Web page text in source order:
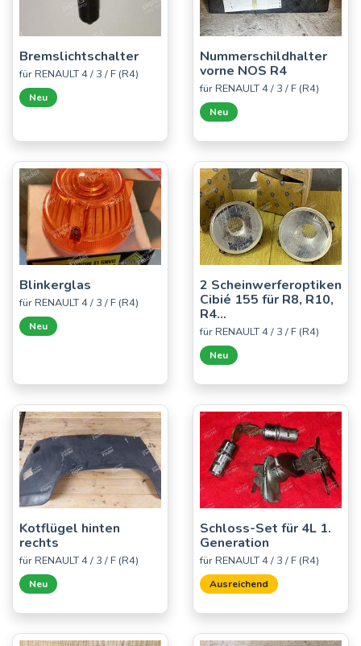
Bremslichtschalter
für RENAULT 4 / 3 / F (R4)
Neu
Nummerschildhalter
vorne NOS R4
für RENAULT 4 / 3 / F (R4)
Neu
Blinkerglas
für RENAULT 4 / 3 / F (R4)
Neu
2 Scheinwerferoptiken
Cibié 155 für R8, R10,
R4...
für RENAULT 4 / 3 / F (R4)
Neu
Kotflügel hinten
rechts
für RENAULT 4 / 3 / F (R4)
Neu
Schloss-Set für 4L 1.
Generation
für RENAULT 4 / 3 / F (R4)
Ausreichend